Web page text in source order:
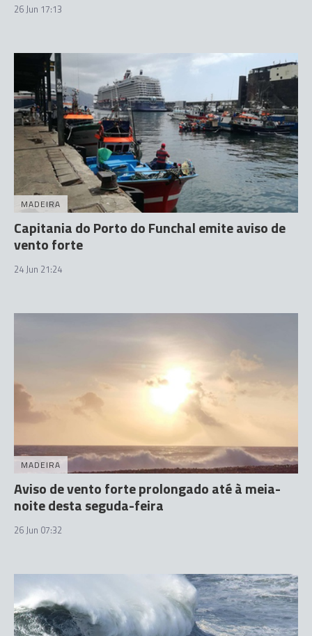
26 Jun 17:13
MADEIRA
Capitania do Porto do Funchal emite aviso de
vento forte
24 Jun 21:24
MADEIRA
Aviso de vento forte prolongado até à meia-
noite desta seguda-feira
26 Jun 07:32